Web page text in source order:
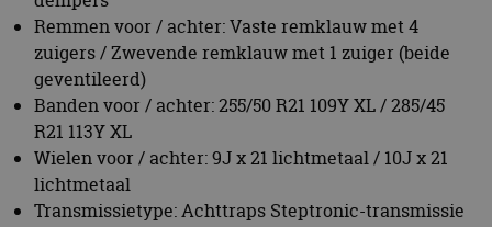
Acceleratie 0-100 km/u: 6,1 s
Topsnelheid: 230 km/u (elektronisch begrensd)
Brandstofverbruik (WLTP individuele configuratie):
7,7 – 7,0 l/100 km
CO2-emissie (WLTP individuele configuratie): 200 –
187 g/km
Emissieklasse: EU6e 2 (vanaf 12/2026 productie:
EU7)